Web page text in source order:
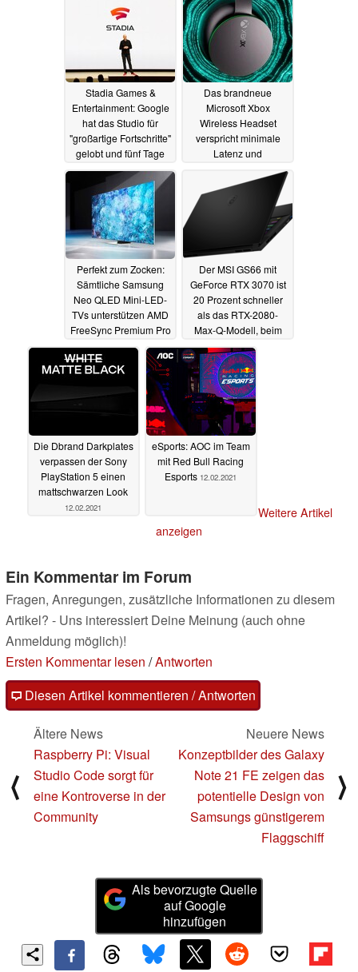
Stadia Games &
Entertainment: Google
hat das Studio für
"großartige Fortschritte"
gelobt und fünf Tage
später geschlossen
17.02.2021
Das brandneue
Microsoft Xbox
Wireless Headset
verspricht minimale
Latenz und
16.02.2021
Perfekt zum Zocken:
Sämtliche Samsung
Neo QLED Mini-LED-
TVs unterstützen AMD
FreeSync Premium Pro
15.02.2021
Der MSI GS66 mit
GeForce RTX 3070 ist
20 Prozent schneller
als das RTX-2080-
Max-Q-Modell, beim
Preis ist der
Unterschied aber
gering14.02.2021
Die Dbrand Darkplates
verpassen der Sony
PlayStation 5 einen
mattschwarzen Look
12.02.2021
eSports: AOC im Team
mit Red Bull Racing
Esports 12.02.2021
Weitere Artikel
anzeigen
Ein Kommentar im Forum
Fragen, Anregungen, zusätzliche Informationen zu diesem
Artikel? - Uns interessiert Deine Meinung (auch ohne
Anmeldung möglich)!
Ersten Kommentar lesen /Antworten
Diesen Artikel kommentieren / Antworten
⟨
Ältere News
Raspberry Pi: Visual
Studio Code sorgt für
eine Kontroverse in der
Community
Neuere News
Konzeptbilder des Galaxy
Note 21 FE zeigen das
potentielle Design von
Samsungs günstigerem
Flaggschiff
⟩
Als bevorzugte Quelle
auf Google
hinzufügen